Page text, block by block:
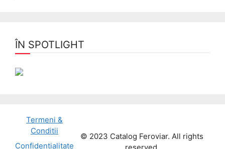
ÎN SPOTLIGHT
Termeni &
Conditii
Confidentialitate
© 2023 Catalog Feroviar. All rights